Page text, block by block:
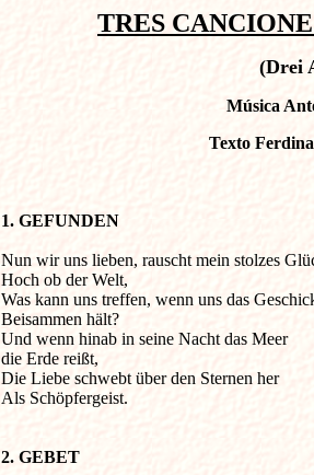
TRES
(Drei
Música
Texto
1. GEFUNDEN
Nun wir uns lieben, rauscht mein stolzes
Hoch ob der Welt,
Was kann uns treffen, wenn uns das
Beisammen hält?
Und wenn hinab in seine Nacht das Meer
die Erde reißt,
Die Liebe schwebt über den Sternen her
Als Schöpfergeist.
2. GEBET